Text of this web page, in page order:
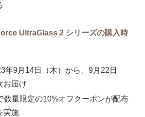
UltraGlass 2 シリーズの購入時
年9月14日（木）から、9月22日
お届け
数量限定の10%オフクーポンが配布
実施